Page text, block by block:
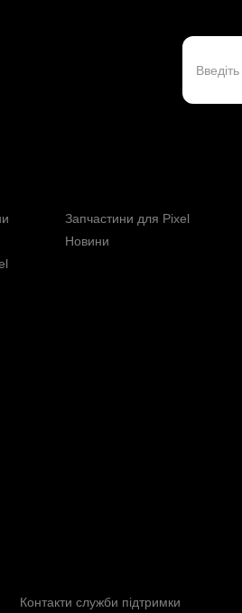
Запчастини для Pixel
Новини
Контакти служби підтримки